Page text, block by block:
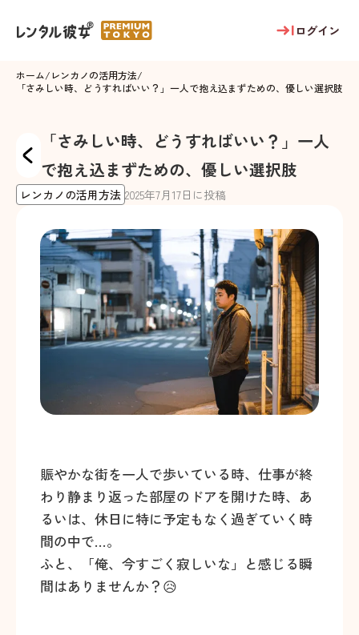
ログイン
ホーム/レンカノの活用方法/
「さみしい時、どうすればいい？」一人で抱え込まずための、優しい選択肢
「さみしい時、どうすればいい？」一人
で抱え込まずための、優しい選択肢
レンカノの活用方法 2025年7月 17日に投稿
賑やかな街を一人で歩いている時、仕事が終
わり静まり返った部屋のドアを開けた時、あ
るいは、休日に特に予定もなく過ぎていく時
間の中で…。
ふと、「俺、今すごく寂しいな」と感じる瞬
間はありませんか？😥